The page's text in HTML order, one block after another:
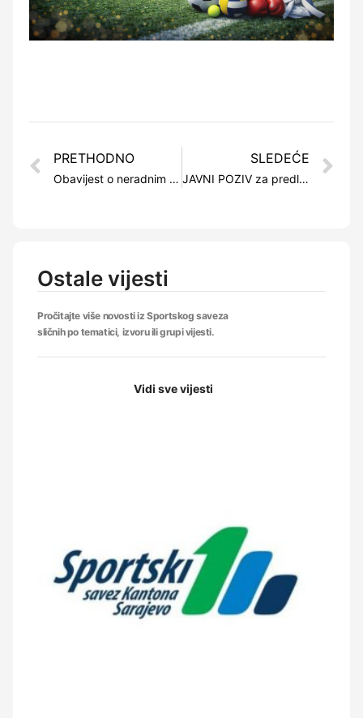
PRETHODNO
Obavijest o neradnim danima Sportskog saveza Kantona Sarajevo
SLEDEĆE
JAVNI POZIV za predlaganje projekata kulture i sporta radi sufinansiranja iz sredstava Ministarstva kulture i sporta Kantona Sarajevo za 2022. Godinu
Ostale vijesti
Pročitajte više novosti iz Sportskog saveza
sličnih po tematici, izvoru ili grupi vijesti.
Vidi sve vijesti